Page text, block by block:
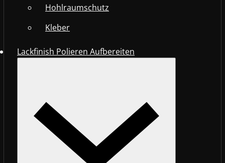
Hohlraumschutz
Kleber
Lackfinish Polieren Aufbereiten